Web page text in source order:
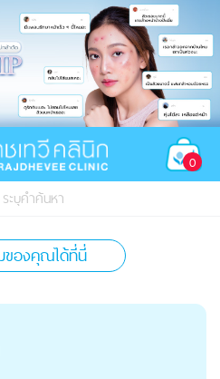
0
ระบุคำค้นหา
ของคุณได้ที่นี่